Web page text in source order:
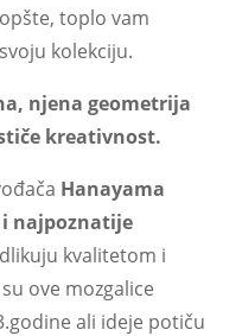
toplo vam
kolekciju.
njena geometrija
kreativnost.
Hanayama
najpoznatije
kvalitetom i
ove mozgalice
ali ideje potiču